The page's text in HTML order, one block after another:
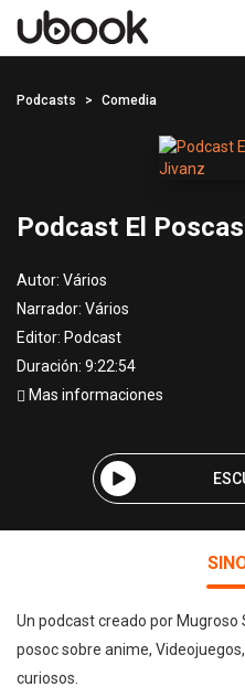
Podcasts Comedia
Podcast El
Autor: Vários
Narrador: Vários
Editor: Podcast
Duración: 9:22:54
Mas informaciones
Un podcast creado por
posoc sobre anime,
curiosos.